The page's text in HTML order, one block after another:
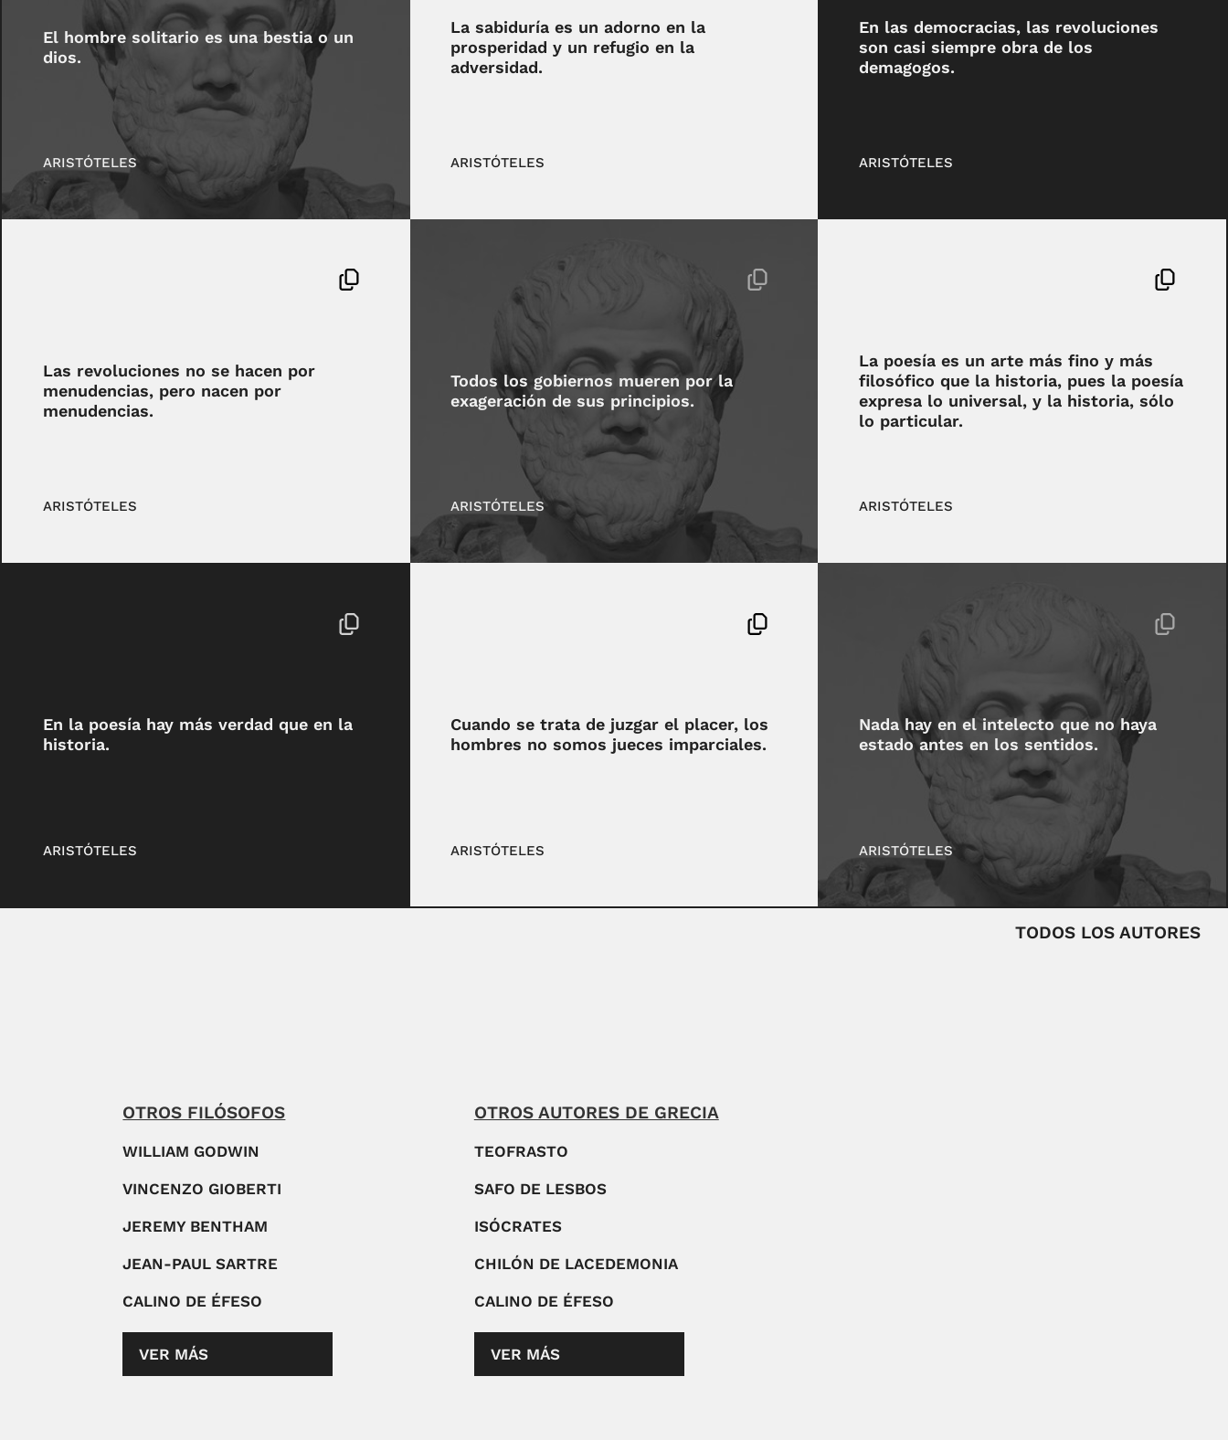
El hombre solitario es una bestia o un
dios.
ARISTÓTELES
La sabiduría es un adorno en la
prosperidad y un refugio en la
adversidad.
ARISTÓTELES
En las democracias, las revoluciones
son casi siempre obra de los
demagogos.
ARISTÓTELES
Las revoluciones no se hacen por
menudencias, pero nacen por
menudencias.
ARISTÓTELES
Todos los gobiernos mueren por la
exageración de sus principios.
ARISTÓTELES
La poesía es un arte más fino y más
filosófico que la historia, pues la poesía
expresa lo universal, y la historia, sólo
lo particular.
ARISTÓTELES
En la poesía hay más verdad que en la
historia.
ARISTÓTELES
Cuando se trata de juzgar el placer, los
hombres no somos jueces imparciales.
ARISTÓTELES
Nada hay en el intelecto que no haya
estado antes en los sentidos.
ARISTÓTELES
TODOS LOS AUTORES
OTROS FILÓSOFOS
WILLIAM GODWIN
VINCENZO GIOBERTI
JEREMY BENTHAM
JEAN-PAUL SARTRE
CALINO DE ÉFESO
VER MÁS
OTROS AUTORES DE GRECIA
TEOFRASTO
SAFO DE LESBOS
ISÓCRATES
CHILÓN DE LACEDEMONIA
CALINO DE ÉFESO
VER MÁS